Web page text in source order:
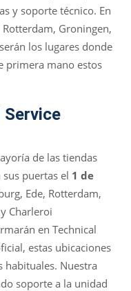
y soporte técnico. En
Rotterdam, Groningen,
los lugares donde
primera mano estos
Service
de las tiendas
puertas el 1 de
Ede, Rotterdam,
Charleroi
en Technical
estas ubicaciones
habituales. Nuestra
soporte a la unidad